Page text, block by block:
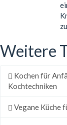
Weitere
Kochen für
Kochtechniken
Vegane Küche